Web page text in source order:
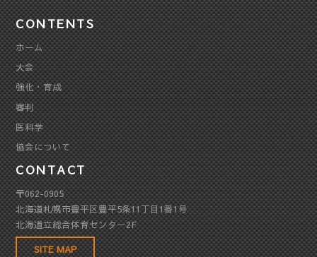
CONTENTS
ホーム
大会
強化・育成
審判
医科学
協会について
CONTACT
〒062-0905
北海道札幌市豊平区豊平5条11丁目1番1号
北海道立総合体育センター2F
SITE MAP